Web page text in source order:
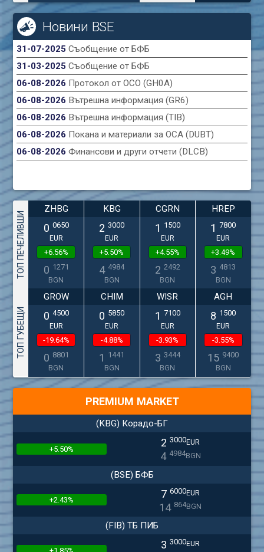
Новини BSE
31-07-2025Съобщение от БФБ
31-03-2025Съобщение от БФБ
06-08-2026 Протокол от ОСО (GH0A)
06-08-2026 Вътрешна информация (GR6)
06-08-2026 Вътрешна информация (TIB)
06-08-2026 Покана и материали за ОСА (DUBT)
06-08-2026Финансови и други отчети (DLCB)
ТОП ПЕЧЕЛИВШИ
ZHBG
0 0650
EUR
+6.56%
0 1271
BGN
KBG
2 3000
EUR
+5.50%
4 4984
BGN
CGRN
1 1500
EUR
+4.55%
2 2492
BGN
HREP
1 7800
EUR
+3.49%
3 4813
BGN
ТОП ГУБЕЩИ
GROW
0 4500
EUR
-19.64%
0 8801
BGN
CHIM
0 5850
EUR
-4.88%
1 1441
BGN
WISR
1 7100
EUR
-3.93%
3 3444
BGN
AGH
8 1500
EUR
-3.55%
15 9400
BGN
PREMIUM MARKET
(KBG) Корадо-БГ
+5.50% 2 3000EUR
4 4984BGN
(BSE) БФБ
+2.43% 7 6000EUR
14 864BGN
(FIB) ТБ ПИБ
3 3000EUR